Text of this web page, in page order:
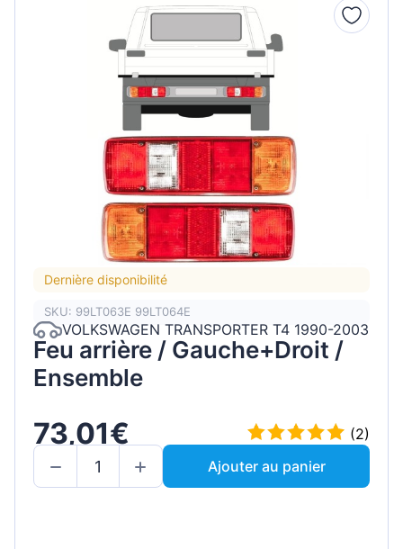
Dernière disponibilité
SKU: 99LT063E 99LT064E
VOLKSWAGEN TRANSPORTER T4 1990-2003
Feu arrière / Gauche+Droit /
Ensemble
73,01€
(2)
Ajouter au panier